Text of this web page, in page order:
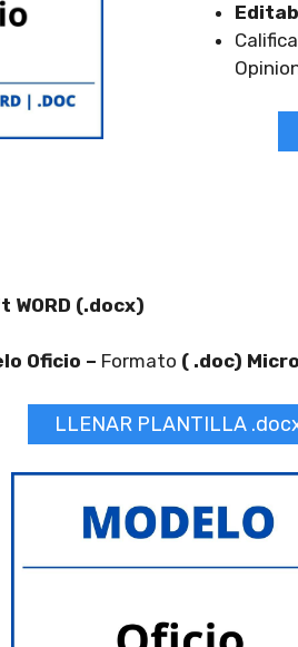
WORD (.docx)
Oficio – Formato ( .doc)
LLENAR PLANTILLA